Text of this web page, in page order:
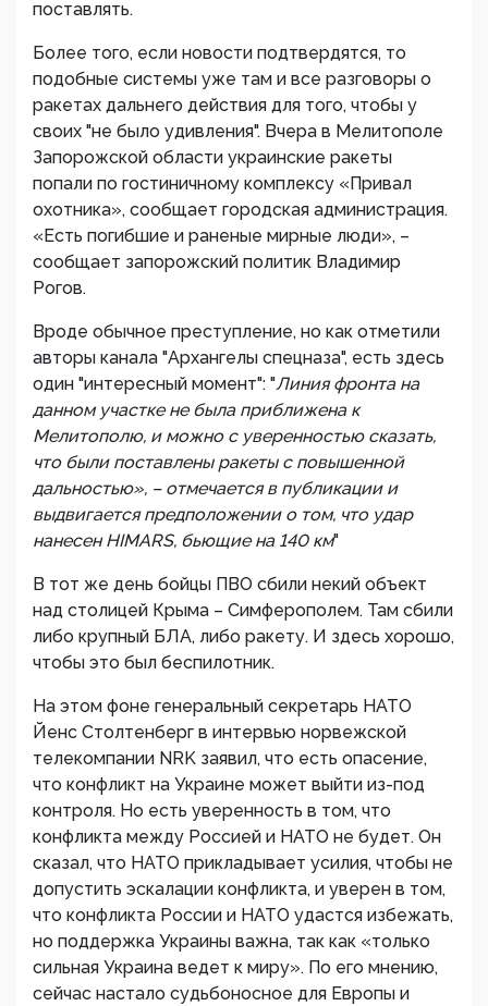
поставлять.
Более того, если новости подтвердятся, то
подобные системы уже там и все разговоры о
ракетах дальнего действия для того, чтобы у
своих "не было удивления". Вчера в Мелитополе
Запорожской области украинские ракеты
попали по гостиничному комплексу «Привал
охотника», сообщает городская администрация.
«Есть погибшие и раненые мирные люди», –
сообщает запорожский политик Владимир
Рогов.
Вроде обычное преступление, но как отметили
авторы канала "Архангелы спецназа", есть здесь
один "интересный момент": "Линия фронта на
данном участке не была приближена к
Мелитополю, и можно с уверенностью сказать,
что были поставлены ракеты с повышенной
дальностью», – отмечается в публикации и
выдвигается предположении о том, что удар
нанесен HIMARS, бьющие на 140 км"
В тот же день бойцы ПВО сбили некий объект
над столицей Крыма – Симферополем. Там сбили
либо крупный БЛА, либо ракету. И здесь хорошо,
чтобы это был беспилотник.
На этом фоне генеральный секретарь НАТО
Йенс Столтенберг в интервью норвежской
телекомпании NRK заявил, что есть опасение,
что конфликт на Украине может выйти из-под
контроля. Но есть уверенность в том, что
конфликта между Россией и НАТО не будет. Он
сказал, что НАТО прикладывает усилия, чтобы не
допустить эскалации конфликта, и уверен в том,
что конфликта России и НАТО удастся избежать,
но поддержка Украины важна, так как «только
сильная Украина ведет к миру». По его мнению,
сейчас настало судьбоносное для Европы и